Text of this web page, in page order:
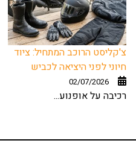
צ'קליסט הרוכב המתחיל: ציוד
חיוני לפני היציאה לכביש
02/07/2026
רכיבה על אופנוע...